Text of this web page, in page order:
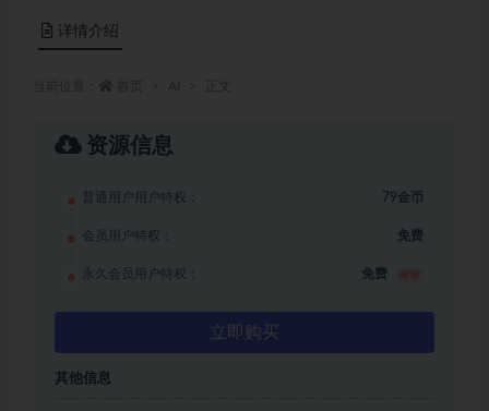
详情介绍
资源信息
普通用户用户特权： 79金币
会员用户特权： 免费
永久会员用户特权： 免费
立即购买
其他信息